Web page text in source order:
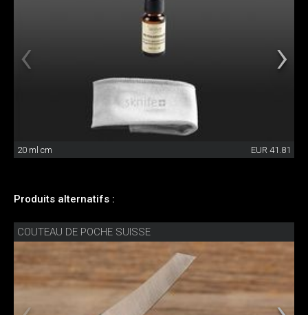
20 ml cm EUR 41.81
Produits alternatifs :
COUTEAU DE POCHE SUISSE